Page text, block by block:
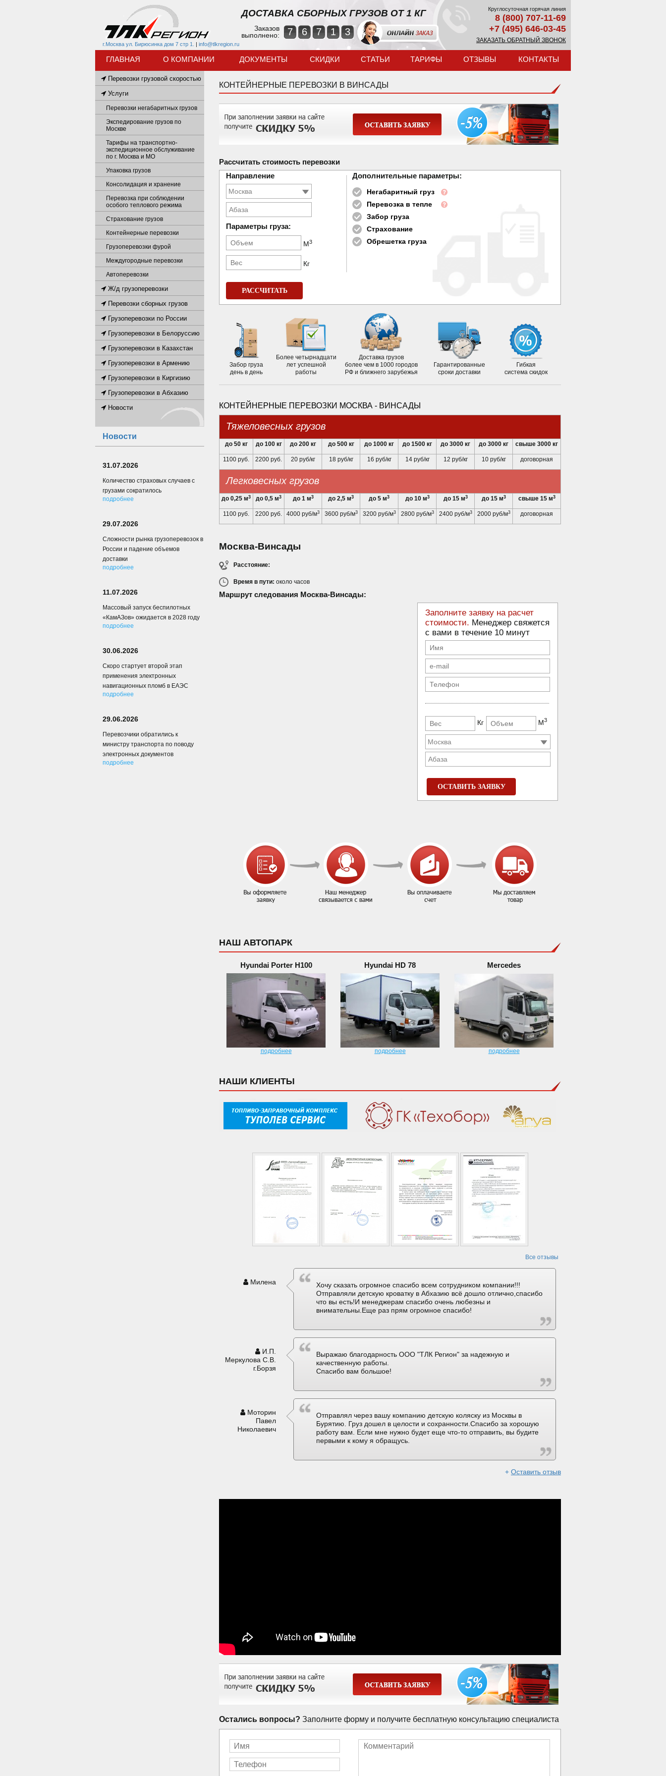
г.Москва ул. Бирюсинка дом 7 стр 1. | info@tlkregion.ru
ДОСТАВКА СБОРНЫХ ГРУЗОВ ОТ 1 КГ
Заказов
выполнено:
7 6 7 1 3
Круглосуточная горячая линия
8 (800) 707-11-69
+7 (495) 646-03-45
ЗАКАЗАТЬ ОБРАТНЫЙ ЗВОНОК
ГЛАВНАЯ О КОМПАНИИ ДОКУМЕНТЫ СКИДКИ СТАТЬИ ТАРИФЫ ОТЗЫВЫ КОНТАКТЫ
КОНТЕЙНЕРНЫЕ ПЕРЕВОЗКИ В ВИНСАДЫ
Рассчитать стоимость перевозки
Направление
Абаза
Параметры груза:
М3
Кг
Дополнительные параметры:
Негабаритный груз
Перевозка в тепле
Забор груза
Страхование
Обрешетка груза
РАССЧИТАТЬ
Забор груза
день в день
Более четырнадцати
лет успешной
работы
Доставка грузов
более чем в 1000 городов
РФ и ближнего зарубежья
Гарантированные
сроки доставки
Гибкая
система скидок
КОНТЕЙНЕРНЫЕ ПЕРЕВОЗКИ МОСКВА - ВИНСАДЫ
Тяжеловесных грузов
до 50 кг до 100 кг до 200 кг до 500 кг до 1000 кг до 1500 кг до 3000 кг до 3000 кг свыше 3000 кг
1100 руб. 2200 руб. 20 руб/кг 18 руб/кг 16 руб/кг 14 руб/кг 12 руб/кг 10 руб/кг договорная
Легковесных грузов
до 0,25 м3 до 0,5 м3 до 1 м3 до 2,5 м3 до 5 м3 до 10 м3 до 15 м3 до 15 м3 свыше 15 м3
1100 руб. 2200 руб. 4000 руб/м3 3600 руб/м3 3200 руб/м3 2800 руб/м3 2400 руб/м3 2000 руб/м3 договорная
Москва-Винсады
Расстояние:
Время в пути: около часов
Маршрут следования Москва-Винсады:
Заполните заявку на расчет
стоимости. Менеджер свяжется
с вами в течение 10 минут
Кг М3
Абаза
ОСТАВИТЬ ЗАЯВКУ
НАШ АВТОПАРК
Hyundai Porter H100
подробнее
Hyundai HD 78
подробнее
Mercedes
подробнее
НАШИ КЛИЕНТЫ
Все отзывы
Милена
Хочу сказать огромное спасибо всем сотрудником компании!!!
Отправляли детскую кроватку в Абхазию всё дошло отлично,спасибо
что вы есть!И менеджерам спасибо очень любезны и
внимательны.Еще раз прям огромное спасибо!
И.П.
Меркулова С.В.
г.Борзя
Выражаю благодарность ООО "ТЛК Регион" за надежную и
качественную работы.
Спасибо вам большое!
Моторин
Павел
Николаевич
Отправлял через вашу компанию детскую коляску из Москвы в
Бурятию. Груз дошел в целости и сохранности.Спасибо за хорошую
работу вам. Если мне нужно будет еще что-то отправить, вы будите
первыми к кому я обращусь.
+ Оставить отзыв
Остались вопросы? Заполните форму и получите бесплатную консультацию специалиста
Перевозки грузовой скоростью
Услуги
Перевозки негабаритных грузов
Экспедирование грузов по
Москве
Тарифы на транспортно-
экспедиционное обслуживание
по г. Москва и МО
Упаковка грузов
Консолидация и хранение
Перевозка при соблюдении
особого теплового режима
Страхование грузов
Контейнерные перевозки
Грузоперевозки фурой
Междугородные перевозки
Автоперевозки
Ж/д грузоперевозки
Перевозки сборных грузов
Грузоперевозки по России
Грузоперевозки в Белоруссию
Грузоперевозки в Казахстан
Грузоперевозки в Армению
Грузоперевозки в Киргизию
Грузоперевозки в Абхазию
Новости
Новости
31.07.2026
Количество страховых случаев с
грузами сократилось
подробнее
29.07.2026
Сложности рынка грузоперевозок в
России и падение объемов
доставки
подробнее
11.07.2026
Массовый запуск беспилотных
«КамАЗов» ожидается в 2028 году
подробнее
30.06.2026
Скоро стартует второй этап
применения электронных
навигационных пломб в ЕАЭС
подробнее
29.06.2026
Перевозчики обратились к
министру транспорта по поводу
электронных документов
подробнее